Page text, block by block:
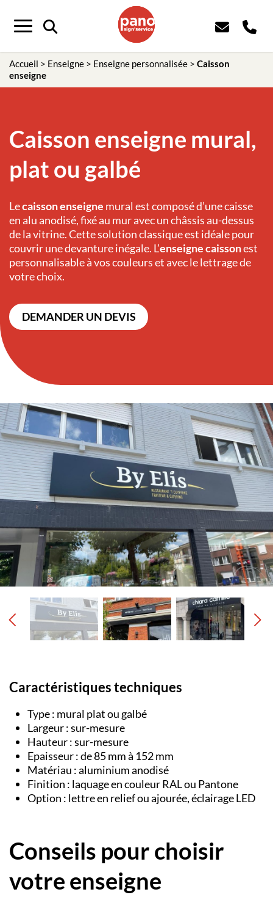
Menu
Accueil > Enseigne > Enseigne personnalisée > Caisson
enseigne
Caisson enseigne mural,
plat ou galbé
Lecaisson enseigne mural est composé d’une caisse
en alu anodisé, fixé au mur avec un châssis au-dessus
de la vitrine. Cette solution classique est idéale pour
couvrir une devanture inégale. L’enseigne caissonest
personnalisable à vos couleurs et avec le lettrage de
votre choix.
DEMANDER UN DEVIS
Caractéristiques techniques
Type : mural plat ou galbé
Largeur : sur-mesure
Hauteur : sur-mesure
Epaisseur : de 85 mm à 152 mm
Matériau : aluminium anodisé
Finition : laquage en couleur RAL ou Pantone
Option : lettre en relief ou ajourée, éclairage LED
Conseils pour choisir
votre enseigne
Panneau de gestion des cookies